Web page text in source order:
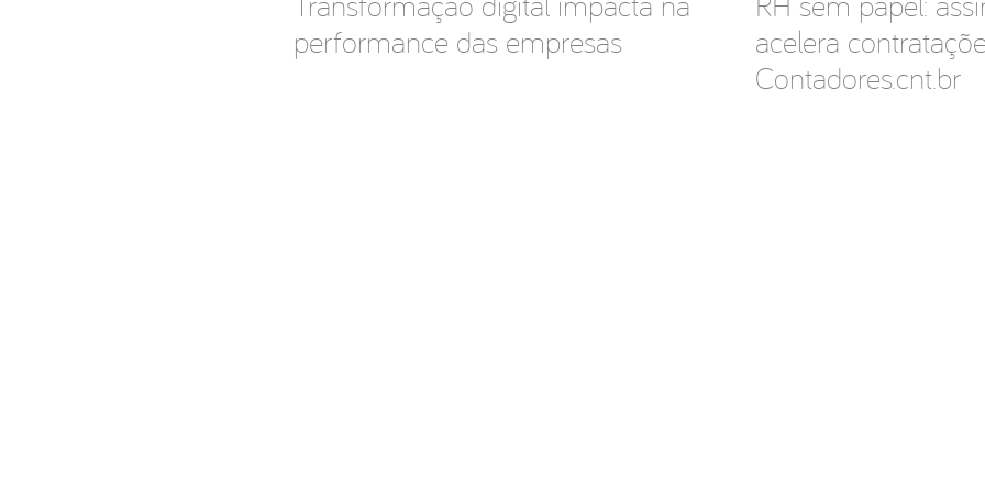
performance das empresas
acelera
Contadores.cnt.br